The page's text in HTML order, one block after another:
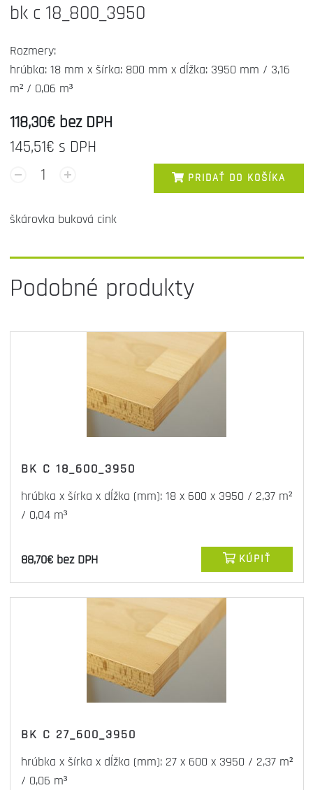
bk c 18_800_3950
Rozmery:
hrúbka: 18 mm x šírka: 800 mm x dĺžka: 3950 mm / 3,16
m² / 0,06 m³
118,30€ bez DPH
145,51€ s DPH
PRIDAŤ DO KOŠÍKA
škárovka buková cink
Podobné produkty
BK C 18_600_3950
hrúbka x šírka x dĺžka (mm): 18 x 600 x 3950 / 2,37 m²
/ 0,04 m³
88,70€ bez DPH KÚPIŤ
BK C 27_600_3950
hrúbka x šírka x dĺžka (mm): 27 x 600 x 3950 / 2,37 m²
/ 0,06 m³